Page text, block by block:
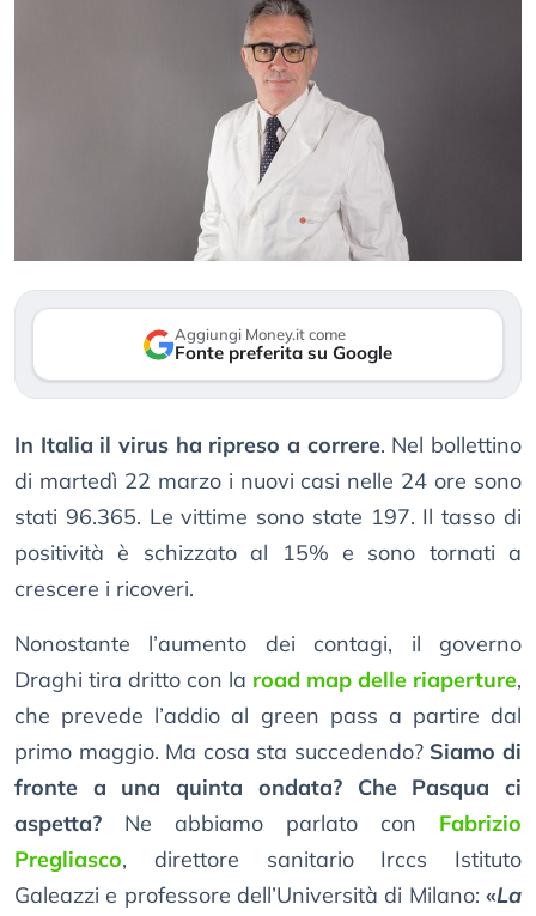
Aggiungi Money.it come
Fonte preferita su Google
In Italia il virus ha ripreso a correre. Nel bollettino
di martedì 22 marzo i nuovi casi nelle 24 ore sono
stati 96.365. Le vittime sono state 197. Il tasso di
positività è schizzato al 15% e sono tornati a
crescere i ricoveri.
Nonostante l’aumento dei contagi, il governo
Draghi tira dritto con la road map delle riaperture,
che prevede l’addio al green pass a partire dal
primo maggio. Ma cosa sta succedendo? Siamo di
fronte a una quinta ondata? Che Pasqua ci
aspetta? Ne abbiamo parlato con Fabrizio
Pregliasco, direttore sanitario Irccs Istituto
Galeazzi e professore dell’Università di Milano: «La